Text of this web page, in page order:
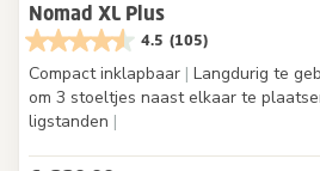
Nomad XL Plus
4.5 (105)
Compact inklapbaar | Langdurig te
om 3 stoeltjes naast elkaar te
ligstanden |